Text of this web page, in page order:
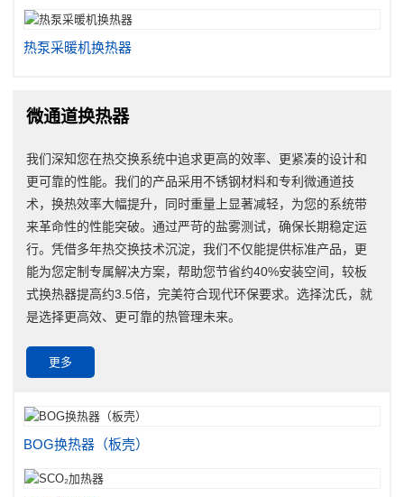
热泵采暖机换热器
微通道换热器
我们深知您在热交换系统中追求更高的效率、更紧凑的设计和
更可靠的性能。我们的产品采用不锈钢材料和专利微通道技
术，换热效率大幅提升，同时重量上显著减轻，为您的系统带
来革命性的性能突破。通过严苛的盐雾测试，确保长期稳定运
行。凭借多年热交换技术沉淀，我们不仅能提供标准产品，更
能为您定制专属解决方案，帮助您节省约40%安装空间，较板
式换热器提高约3.5倍，完美符合现代环保要求。选择沈氏，就
是选择更高效、更可靠的热管理未来。
更多
BOG换热器（板壳）